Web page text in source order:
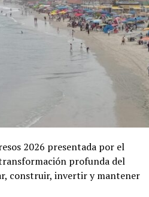
2026 presentada por el
profunda del
construir, invertir y mantener